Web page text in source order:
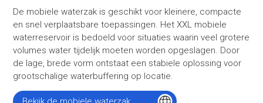
De mobiele waterzak is geschikt voor kleinere, compacte
en snel verplaatsbare toepassingen. Het XXL mobiele
waterreservoir is bedoeld voor situaties waarin veel grotere
volumes water tijdelijk moeten worden opgeslagen. Door
de lage, brede vorm ontstaat een stabiele oplossing voor
grootschalige waterbuffering op locatie.